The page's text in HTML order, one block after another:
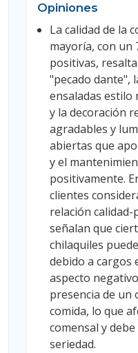
Opiniones
La calidad de la
mayoría, con un
positivas,
"pecado dante",
ensaladas estilo
y la decoración
agradables y
abiertas que
y el
positivamente.
clientes
relación
señalan que
chilaquiles
debido a cargos
aspecto
presencia de un
comida, lo que
comensal y
seriedad.